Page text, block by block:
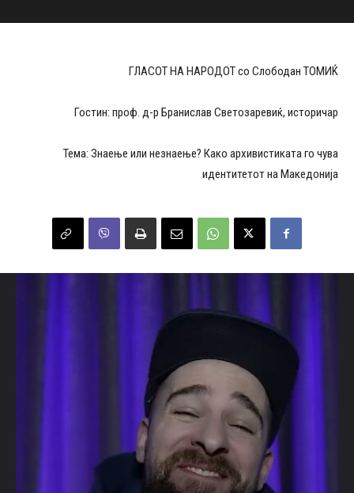
ГЛАСОТ НА НАРОДОТ со Слободан ТОМИЌ
Гостин: проф. д-р Бранислав Светозаревиќ, историчар
Тема: Знаење или незнаење? Како архивистиката го чува
идентитетот на Македонија